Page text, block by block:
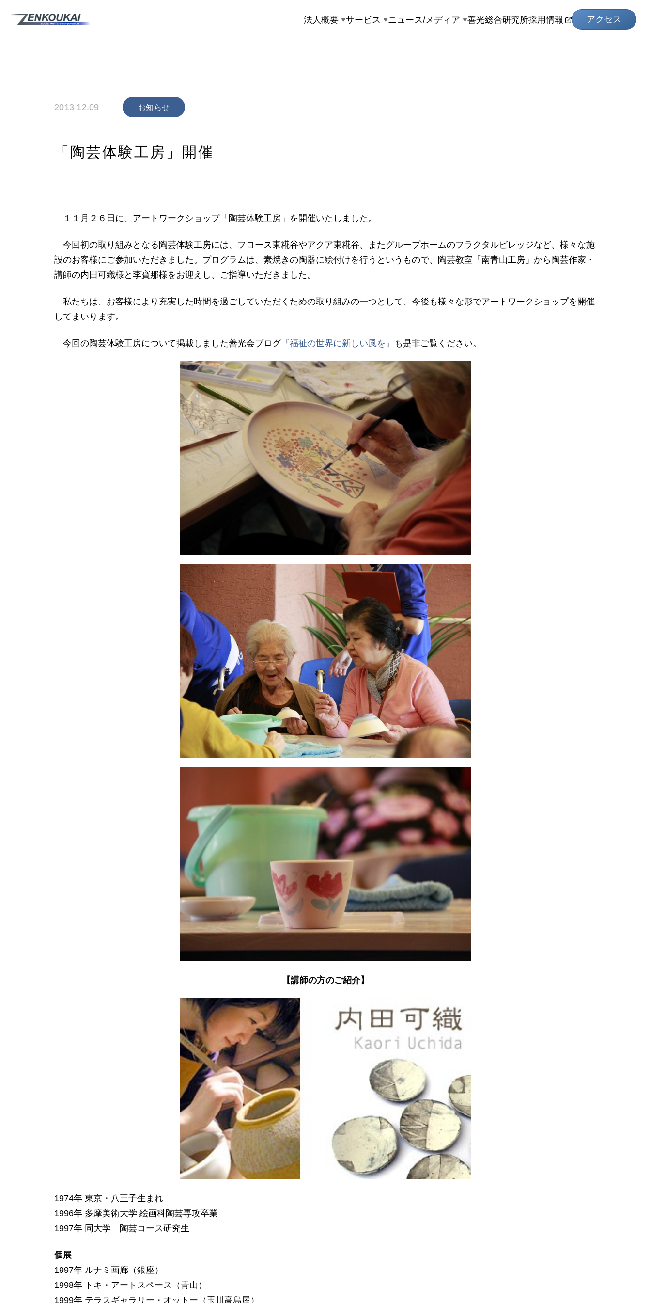
法人概要 サービス ニュース/メディア 善光総合研究所採用情報 アクセス
2013 12.09 お知らせ
「陶芸体験工房」開催
１１月２６日に、アートワークショップ「陶芸体験工房」を開催いたしました。
今回初の取り組みとなる陶芸体験工房には、フロース東糀谷やアクア東糀谷、またグループホームのフラクタルビレッジなど、様々な施
設のお客様にご参加いただきました。プログラムは、素焼きの陶器に絵付けを行うというもので、陶芸教室「南青山工房」から陶芸作家・
講師の内田可織様と李寶那様をお迎えし、ご指導いただきました。
私たちは、お客様により充実した時間を過ごしていただくための取り組みの一つとして、今後も様々な形でアートワークショップを開催
してまいります。
今回の陶芸体験工房について掲載しました善光会ブログ『福祉の世界に新しい風を』 も是非ご覧ください。
【講師の方のご紹介】
1974年 東京・八王子生まれ
1996年 多摩美術大学 絵画科陶芸専攻卒業
1997年 同大学 陶芸コース研究生
個展
1997年 ルナミ画廊（銀座）
1998年 トキ・アートスペース（青山）
1999年 テラスギャラリー・オットー（玉川高島屋）